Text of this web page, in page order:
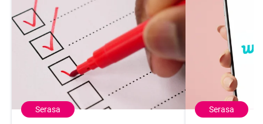
Serasa Serasa